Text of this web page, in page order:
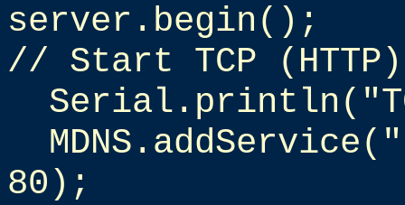
server.begin();
// Start TCP
80);